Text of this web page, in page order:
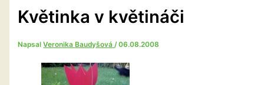
Květinka v květináči
NapsalVeronika Baudyšová/06.08.2008